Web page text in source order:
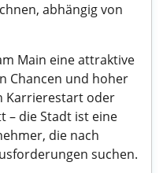
abhängig von
Main eine attraktive
Chancen und hoher
Karrierestart oder
– die Stadt ist eine
die nach
suchen.